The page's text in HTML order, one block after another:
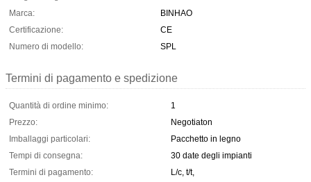
Marca:
BINHAO
Certificazione:
CE
Numero di modello:
SPL
Termini di pagamento e spedizione
Quantità di ordine minimo:
1
Prezzo:
Negotiaton
Imballaggi particolari:
Pacchetto in legno
Tempi di consegna:
30 date degli impianti
Termini di pagamento:
L/c, t/t,